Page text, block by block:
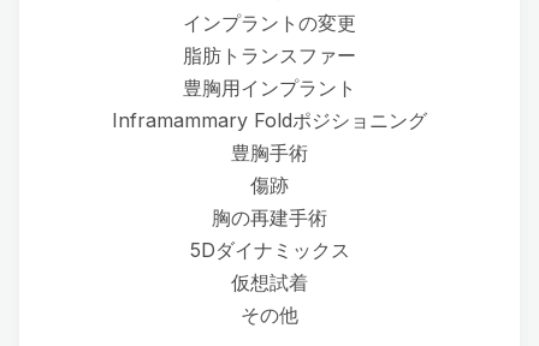
インプラントの変更
脂肪トランスファー
豊胸用インプラント
Inframammary Foldポジショニング
豊胸手術
傷跡
胸の再建手術
5Dダイナミックス
仮想試着
その他